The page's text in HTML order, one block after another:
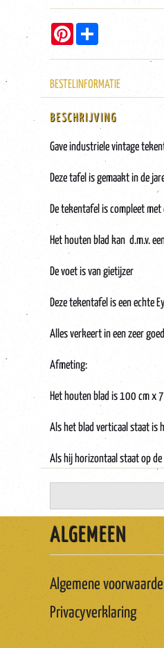
Pinterest
BESTELINFORMATIE
BESCHRIJVING
Gave industriele vintage
Deze tafel is gemaakt in de
De tekentafel is compleet
Het houten blad kan d.m.v.
De voet is van gietijzer
Deze tekentafel is een echte
Alles verkeert in een zeer
Afmeting:
Het houten blad is 100 cm x
Als het blad verticaal staat is
Als hij horizontaal staat op
ALGEMEEN
Algemene
Privacyverklaring